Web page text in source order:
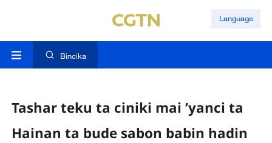
Language
Bincika
Tashar teku ta ciniki mai ’yanci ta
Hainan ta bude sabon babin hadin